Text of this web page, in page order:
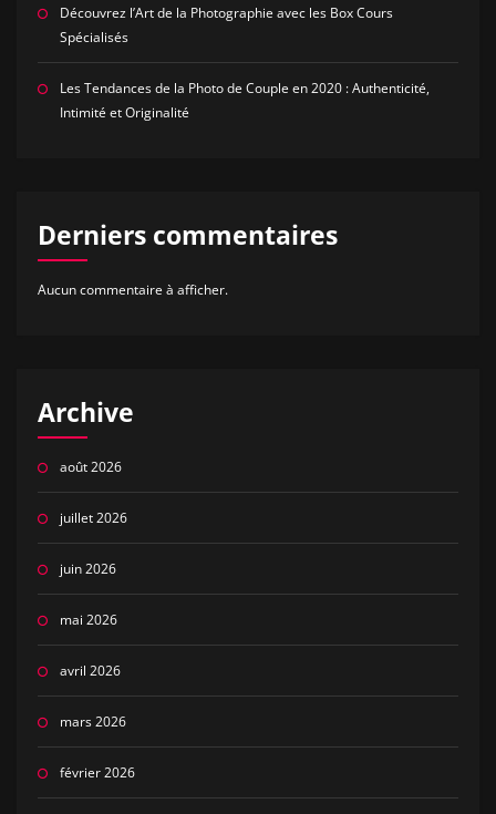
Découvrez l’Art de la Photographie avec les Box Cours
Spécialisés
Les Tendances de la Photo de Couple en 2020 : Authenticité,
Intimité et Originalité
Derniers commentaires
Aucun commentaire à afficher.
Archive
août 2026
juillet 2026
juin 2026
mai 2026
avril 2026
mars 2026
février 2026